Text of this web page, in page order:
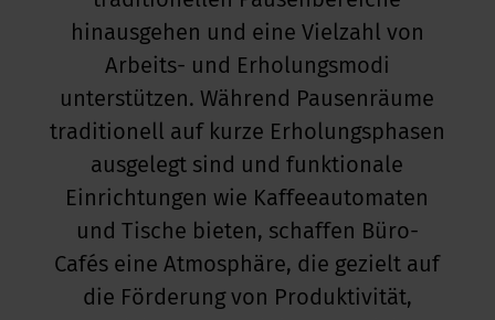
hinausgehen und eine Vielzahl von
Arbeits- und Erholungsmodi
unterstützen. Während Pausenräume
traditionell auf kurze Erholungsphasen
ausgelegt sind und funktionale
Einrichtungen wie Kaffeeautomaten
und Tische bieten, schaffen Büro-
Cafés eine Atmosphäre, die gezielt auf
die Förderung von Produktivität,